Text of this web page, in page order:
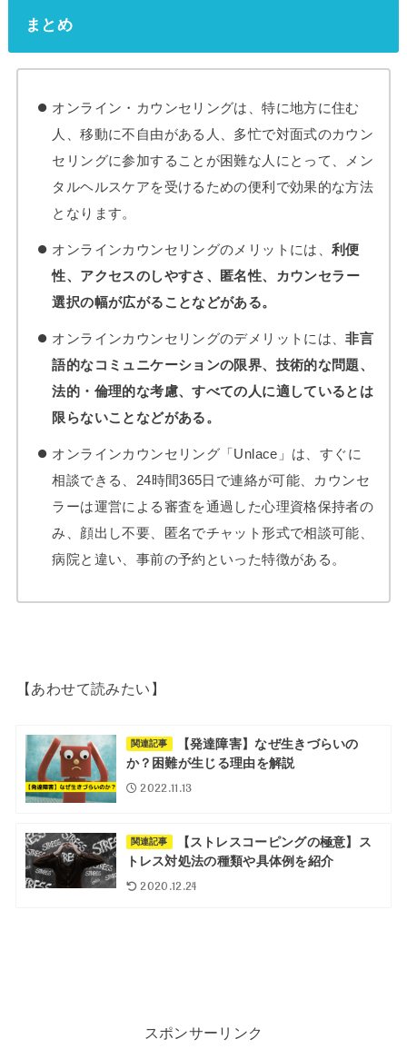
まとめ
オンライン・カウンセリングは、特に地方に住む
人、移動に不自由がある人、多忙で対面式のカウン
セリングに参加することが困難な人にとって、メン
タルヘルスケアを受けるための便利で効果的な方法
となります。
オンラインカウンセリングのメリットには、利便
性、 アクセスのしやすさ、 匿名性、
カウンセラー
選択の幅が広がることなどがある。
オンラインカウンセリングのデメリットには、非言
語的なコミュニケーションの限界、 技術的な問題、
法的・倫理的な考慮、すべての人に適しているとは
限らないことなどがある。
オンラインカウンセリング「Unlace」は、すぐに
相談できる、24時間365日で連絡が可能、カウンセ
ラーは運営による審査を通過した心理資格保持者の
み、顔出し不要、匿名でチャット形式で相談可能、
病院と違い、事前の予約といった特徴がある。
【あわせて読みたい】
関連記事
【発達障害】なぜ生きづらいの
か？困難が生じる理由を解説
2022.11.13
関連記事
【ストレスコーピングの極意】ス
トレス対処法の種類や具体例を紹介
2020.12.24
スポンサーリンク